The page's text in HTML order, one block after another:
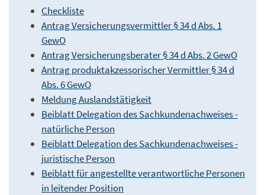
Checkliste
Antrag Versicherungsvermittler § 34 d Abs. 1
GewO
Antrag Versicherungsberater § 34 d Abs. 2 GewO
Antrag produktakzessorischer Vermittler § 34 d
Abs. 6 GewO
Meldung Auslandstätigkeit
Beiblatt Delegation des Sachkundenachweises -
natürliche Person
Beiblatt Delegation des Sachkundenachweises -
juristische Person
Beiblatt für angestellte verantwortliche Personen
in leitender Position